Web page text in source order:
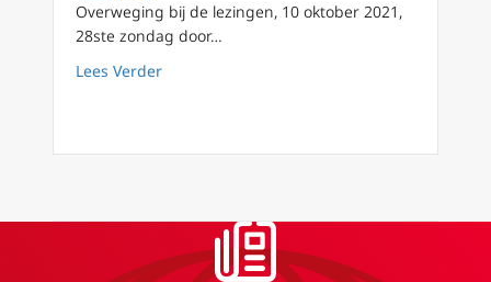
Overweging bij de lezingen, 10 oktober 2021,
28ste zondag door…
Lees Verderabout Pleidooi voor echte wijsheid (1) 28ste